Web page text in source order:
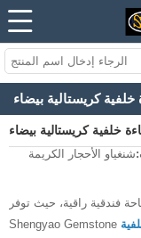
كريستالية بيضاء
خلفية كريستالية بيضاء
شنغياو الأحجار الكريمة
فندقية راقية، حيث توفر